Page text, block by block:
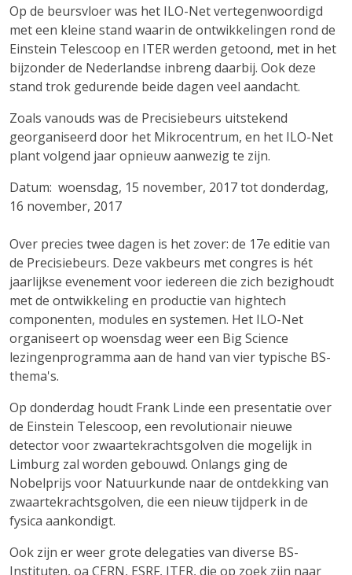
Op de beursvloer was het ILO-Net vertegenwoordigd
met een kleine stand waarin de ontwikkelingen rond de
Einstein Telescoop en ITER werden getoond, met in het
bijzonder de Nederlandse inbreng daarbij. Ook deze
stand trok gedurende beide dagen veel aandacht.
Zoals vanouds was de Precisiebeurs uitstekend
georganiseerd door het Mikrocentrum, en het ILO-Net
plant volgend jaar opnieuw aanwezig te zijn.
Datum: woensdag, 15 november, 2017 tot donderdag,
16 november, 2017
Over precies twee dagen is het zover: de 17e editie van
de Precisiebeurs. Deze vakbeurs met congres is hét
jaarlijkse evenement voor iedereen die zich bezighoudt
met de ontwikkeling en productie van hightech
componenten, modules en systemen. Het ILO-Net
organiseert op woensdag weer een Big Science
lezingenprogramma aan de hand van vier typische BS-
thema's.
Op donderdag houdt Frank Linde een presentatie over
de Einstein Telescoop, een revolutionair nieuwe
detector voor zwaartekrachtsgolven die mogelijk in
Limburg zal worden gebouwd. Onlangs ging de
Nobelprijs voor Natuurkunde naar de ontdekking van
zwaartekrachtsgolven, die een nieuw tijdperk in de
fysica aankondigt.
Ook zijn er weer grote delegaties van diverse BS-
Instituten, oa CERN, ESRF, ITER, die op zoek zijn naar